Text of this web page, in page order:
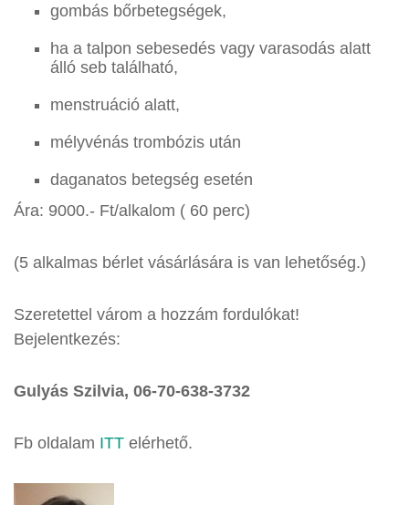
gombás bőrbetegségek,
ha a talpon sebesedés vagy varasodás alatt
álló seb található,
menstruáció alatt,
mélyvénás trombózis után
daganatos betegség esetén
Ára: 9000.- Ft/alkalom ( 60 perc)
(5 alkalmas bérlet vásárlására is van lehetőség.)
Szeretettel várom a hozzám fordulókat!
Bejelentkezés:
Gulyás Szilvia, 06-70-638-3732
Fb oldalam ITT elérhető.